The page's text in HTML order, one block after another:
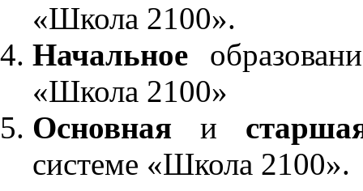
«Школа 2100».
Начальное
«Школа 2100»
Основнаяи
системе «Школа 2100».